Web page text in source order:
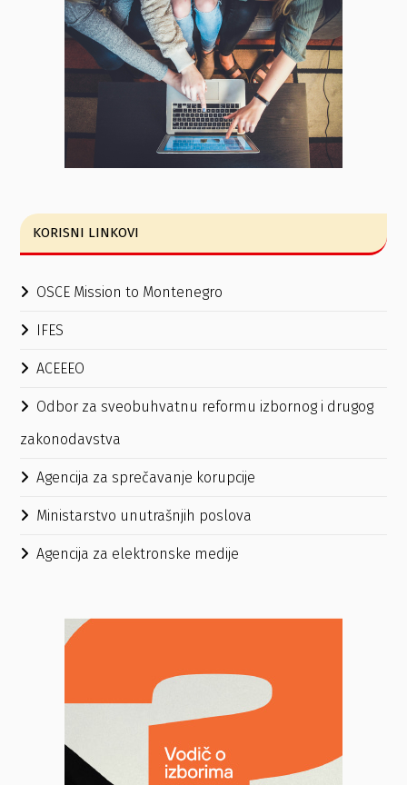
KORISNI LINKOVI
OSCE Mission to Montenegro
IFES
ACEEEO
Odbor za sveobuhvatnu reformu izbornog i drugog
zakonodavstva
Agencija za sprečavanje korupcije
Ministarstvo unutrašnjih poslova
Agencija za elektronske medije